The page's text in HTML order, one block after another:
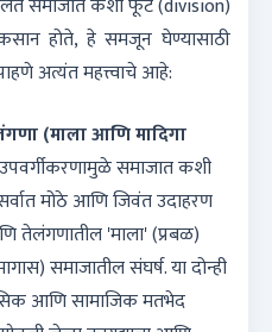
समाजात कशी फूट (division)
होते, हे समजून घेण्यासाठी
अत्यंत महत्त्वाचे आहे:
(माला आणि मादिगा
समाजात कशी
मोठे आणि जिवंत उदाहरण
तेलंगणातील 'माला' (प्रबळ)
समाजातील संघर्ष. या दोन्ही
आणि सामाजिक मतभेद